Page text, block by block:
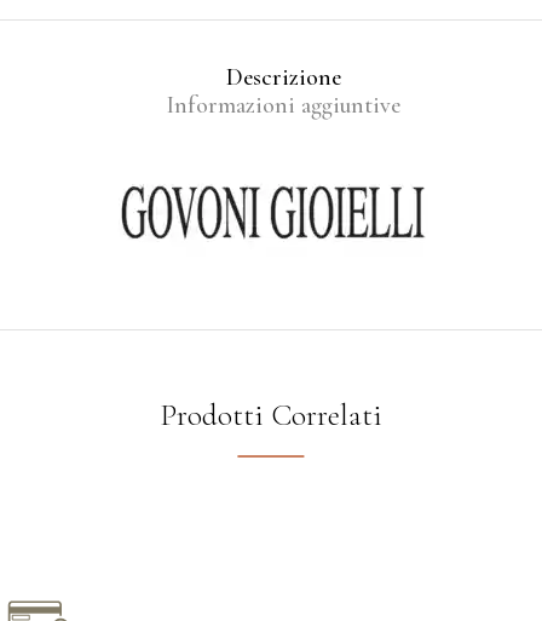
Descrizione
Informazioni aggiuntive
Prodotti Correlati